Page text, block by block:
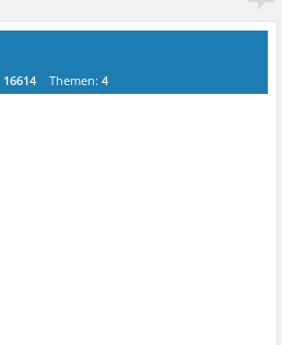
16614 Themen:4